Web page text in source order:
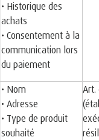
• Historique des
achats
• Consentement à la
communication lors
du paiement
• Nom
• Adresse
• Type de produit
souhaité
Art.